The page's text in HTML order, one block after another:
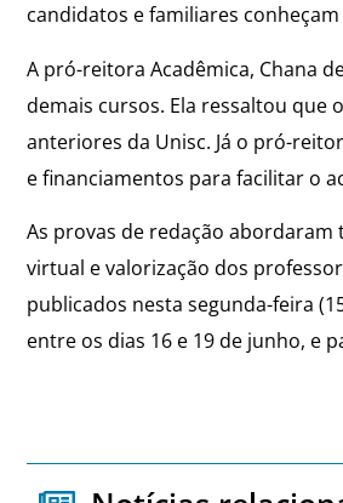
candidatos e familiares
A pró-reitora Acadêmica, Chana
demais cursos. Ela ressaltou
anteriores da Unisc. Já o pró-
e financiamentos para facilitar o
As provas de redação
virtual e valorização dos
publicados nesta segunda-feira
entre os dias 16 e 19 de junho, e